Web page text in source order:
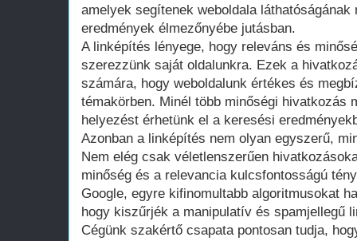
amelyek segítenek weboldala
eredmények élmezőnyébe jutásban.
A linképítés lényege, hogy releváns és
szerezzünk saját oldalunkra. Ezek a
számára, hogy weboldalunk értékes és
témakörben. Minél több minőségi hivatkozás
helyezést érhetünk el a keresési
Azonban a linképítés nem olyan egyszerű,
Nem elég csak véletlenszerűen
minőség és a relevancia kulcsfontosságú
Google, egyre kifinomultabb algoritmusokat
hogy kiszűrjék a manipulatív és spamjellegű
Cégünk szakértő csapata pontosan tudja,